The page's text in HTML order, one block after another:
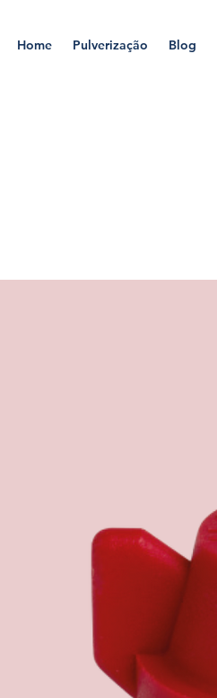
Home Pulverização Blog